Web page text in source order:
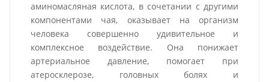
аминомасляная кислота, в сочетании с другими
компонентами чая, оказывает на организм
человека совершенно удивительное и
комплексное воздействие. Она понижает
артериальное давление, помогает при
атеросклерозе, головных болях и